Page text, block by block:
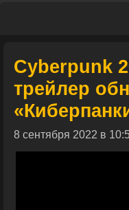
Cyberpunk
трейлер
8 сентября 2022 в